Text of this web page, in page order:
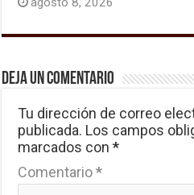
Deja un comentario
Tu dirección de correo
publicada. Los campos
marcados con*
Comentario*